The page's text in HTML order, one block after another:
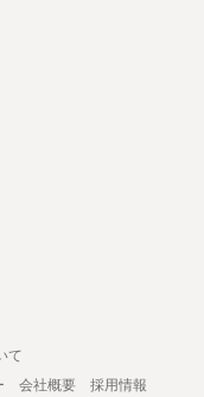
て
会社概要
採用情報